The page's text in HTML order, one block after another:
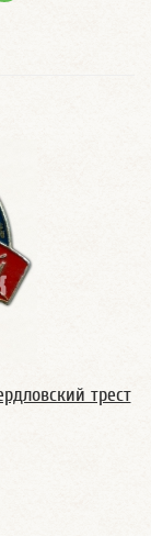
трест